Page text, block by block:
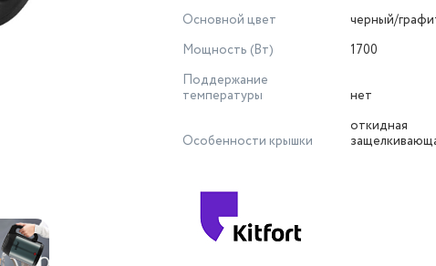
Основной цвет
черный/
Мощность (Вт)
1700
Поддержание
температуры
нет
Особенности крышки
откидная